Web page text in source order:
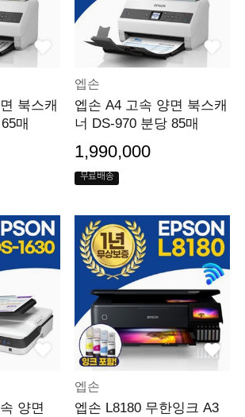
북스캐
매
엡손
엡손 A4 고속 양면 북스캐
너 DS-970 분당 85매
1,990,000
무료배송
양면
엡손
엡손 L8180 무한잉크 A3